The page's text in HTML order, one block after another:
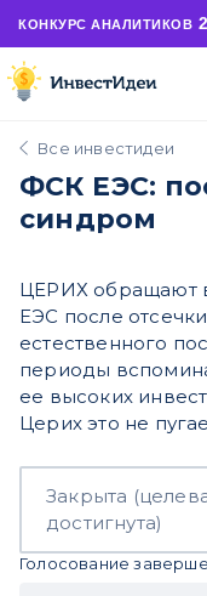
КОНКУРС АНАЛИТИКОВ
Все инвестидеи
ФСК ЕЭС:
синдром
ЦЕРИХ обращают
ЕЭС после
естественного
периоды
ее высоких
Церих это не
Закрыта
достигнута)
Голосование